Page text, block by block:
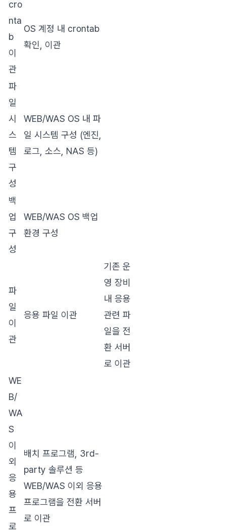
cro
nta
b
이
관
OS 계정 내 crontab
확인, 이관
파
일
시
스
템
구
성
WEB/WAS OS 내 파
일 시스템 구성 (엔진,
로그, 소스, NAS 등)
백
업
구
성
WEB/WAS OS 백업
환경 구성
파
일
이
관
응용 파일 이관
기존 운
영 장비
내 응용
관련 파
일을 전
환 서버
로 이관
WE
B/
WA
S
이
외
응
용
프
로
배치 프로그램, 3rd-
party 솔루션 등
WEB/WAS 이외 응용
프로그램을 전환 서버
로 이관